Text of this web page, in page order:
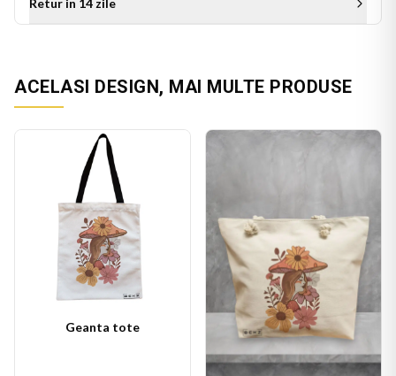
Retur in 14 zile
ACELASI DESIGN, MAI MULTE PRODUSE
Geanta tote